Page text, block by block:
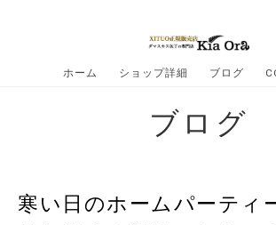
ホーム ショップ詳細 ブログ
ブログ
寒い日のホームパーティ